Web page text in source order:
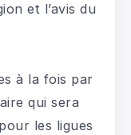
et l’avis du
à la fois par
qui sera
les ligues